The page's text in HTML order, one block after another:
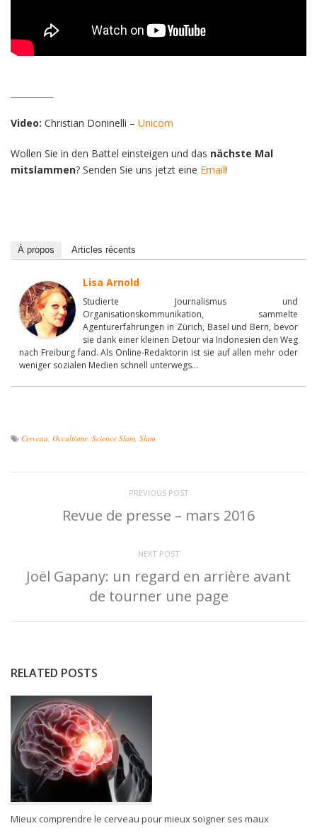
Video: Christian Doninelli – Unicom
Wollen Sie in den Battel einsteigen und das nächste Mal
mitslammen? Senden Sie uns jetzt eine Email!
À propos Articles récents
Lisa Arnold
Studierte Journalismus und
Organisationskommunikation, sammelte
Agenturerfahrungen in Zürich, Basel und Bern, bevor
sie dank einer kleinen Detour via Indonesien den Weg
nach Freiburg fand. Als Online-Redaktorin ist sie auf allen mehr oder
weniger sozialen Medien schnell unterwegs...
Cerveau Occultisme Science Slam Slam
PREVIOUS POST
Revue de presse – mars 2016
NEXT POST
Joël Gapany: un regard en arrière avant
de tourner une page
RELATED POSTS
Mieux comprendre le cerveau pour mieux soigner ses maux